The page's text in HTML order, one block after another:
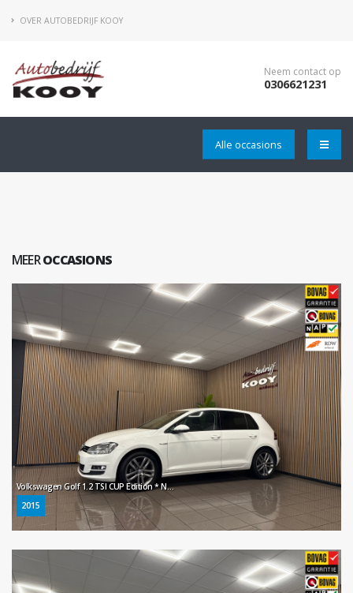
OVER AUTOBEDRIJF KOOY
Neem contact op
0306621231
Alle occasions
MEEROCCASIONS
Volkswagen Golf 1.2 TSI CUP Edition * Navigatie / Xenon / LM Velgen / Parkeersensoren / NL Auto *
2015